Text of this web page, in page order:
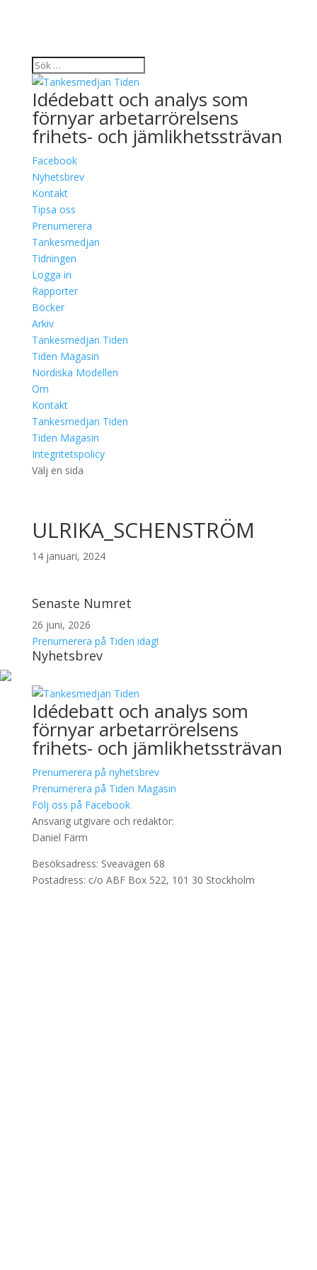
Idédebatt och analys som
förnyar arbetarrörelsens
frihets- och jämlikhetssträvan
Facebook
Nyhetsbrev
Kontakt
Tipsa oss
Prenumerera
Tankesmedjan
Tidningen
Logga in
Rapporter
Böcker
Arkiv
Tankesmedjan Tiden
Tiden Magasin
Nordiska Modellen
Om
Kontakt
Tankesmedjan Tiden
Tiden Magasin
Integritetspolicy
Välj en sida
ULRIKA_SCHENSTRÖM
14 januari, 2024
Senaste Numret
26 juni, 2026
Prenumerera på Tiden idag!
Nyhetsbrev
Idédebatt och analys som
förnyar arbetarrörelsens
frihets- och jämlikhetssträvan
Prenumerera på nyhetsbrev
Prenumerera på Tiden Magasin
Följ oss på Facebook
Ansvarig utgivare och redaktör:
Daniel Färm
Besöksadress: Sveavägen 68
Postadress: c/o ABF Box 522, 101 30 Stockholm